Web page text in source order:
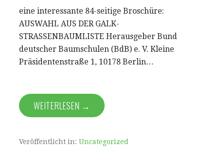
eine interessante 84-seitige Broschüre:
AUSWAHL AUS DER GALK-
STRASSENBAUMLISTE Herausgeber Bund
deutscher Baumschulen (BdB) e. V. Kleine
Präsidentenstraße 1, 10178 Berlin…
WEITERLESEN →
Veröffentlicht in: Uncategorized